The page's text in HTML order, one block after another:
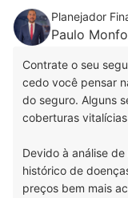
Planejador
Paulo
Contrate o seu
cedo você pensar
do seguro. Alguns
coberturas
Devido à análise
histórico de
preços bem mais